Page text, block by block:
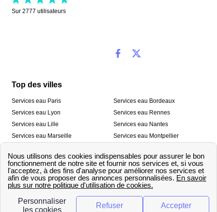
Sur 2777 utilisateurs
Top des villes
Services eau Paris
Services eau Lyon
Services eau Lille
Services eau Marseille
Services eau Toulon
Services eau Bordeaux
Services eau Rennes
Services eau Nantes
Services eau Montpellier
Services eau Strasbourg
Nos outils
🛁 Simulateur consommation eau
💧 Comparer les fournisseurs
d’eau